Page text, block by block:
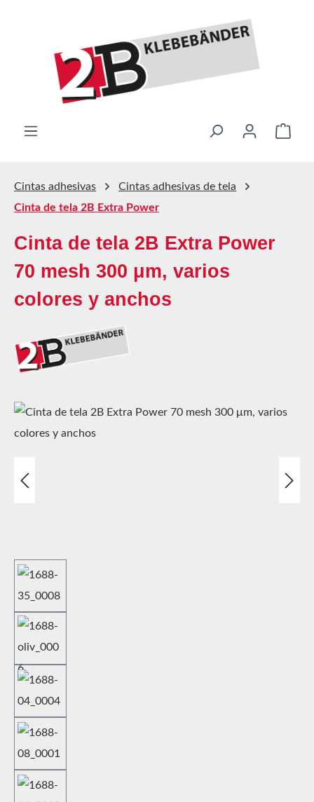
El
Cintas adhesivas
Cintas adhesivas de tela
Cinta de tela 2B Extra Power
Cinta de tela 2B Extra Power
70 mesh 300 μm, varios
colores y anchos
Omitir galería de imágenes